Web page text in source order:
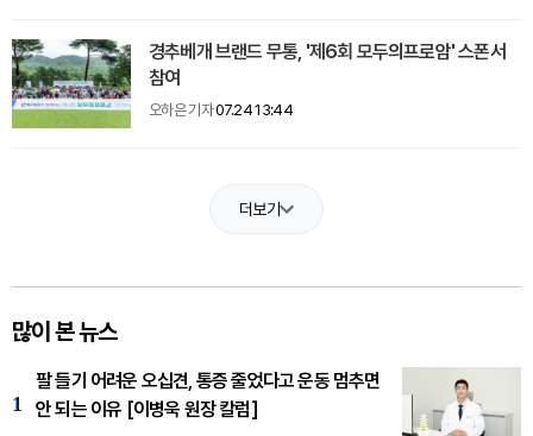
경추베개 브랜드 무통, '제6회 모두의프로암' 스폰서
참여
오하은 기자07.24 13:44
더보기
많이 본 뉴스
1
팔 들기 어려운 오십견, 통증 줄었다고 운동 멈추면
안 되는 이유 [이병욱 원장 칼럼]